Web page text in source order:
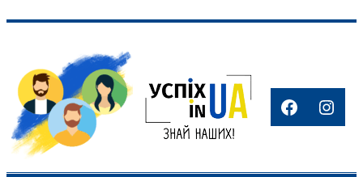
вмісту